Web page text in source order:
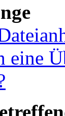
eine